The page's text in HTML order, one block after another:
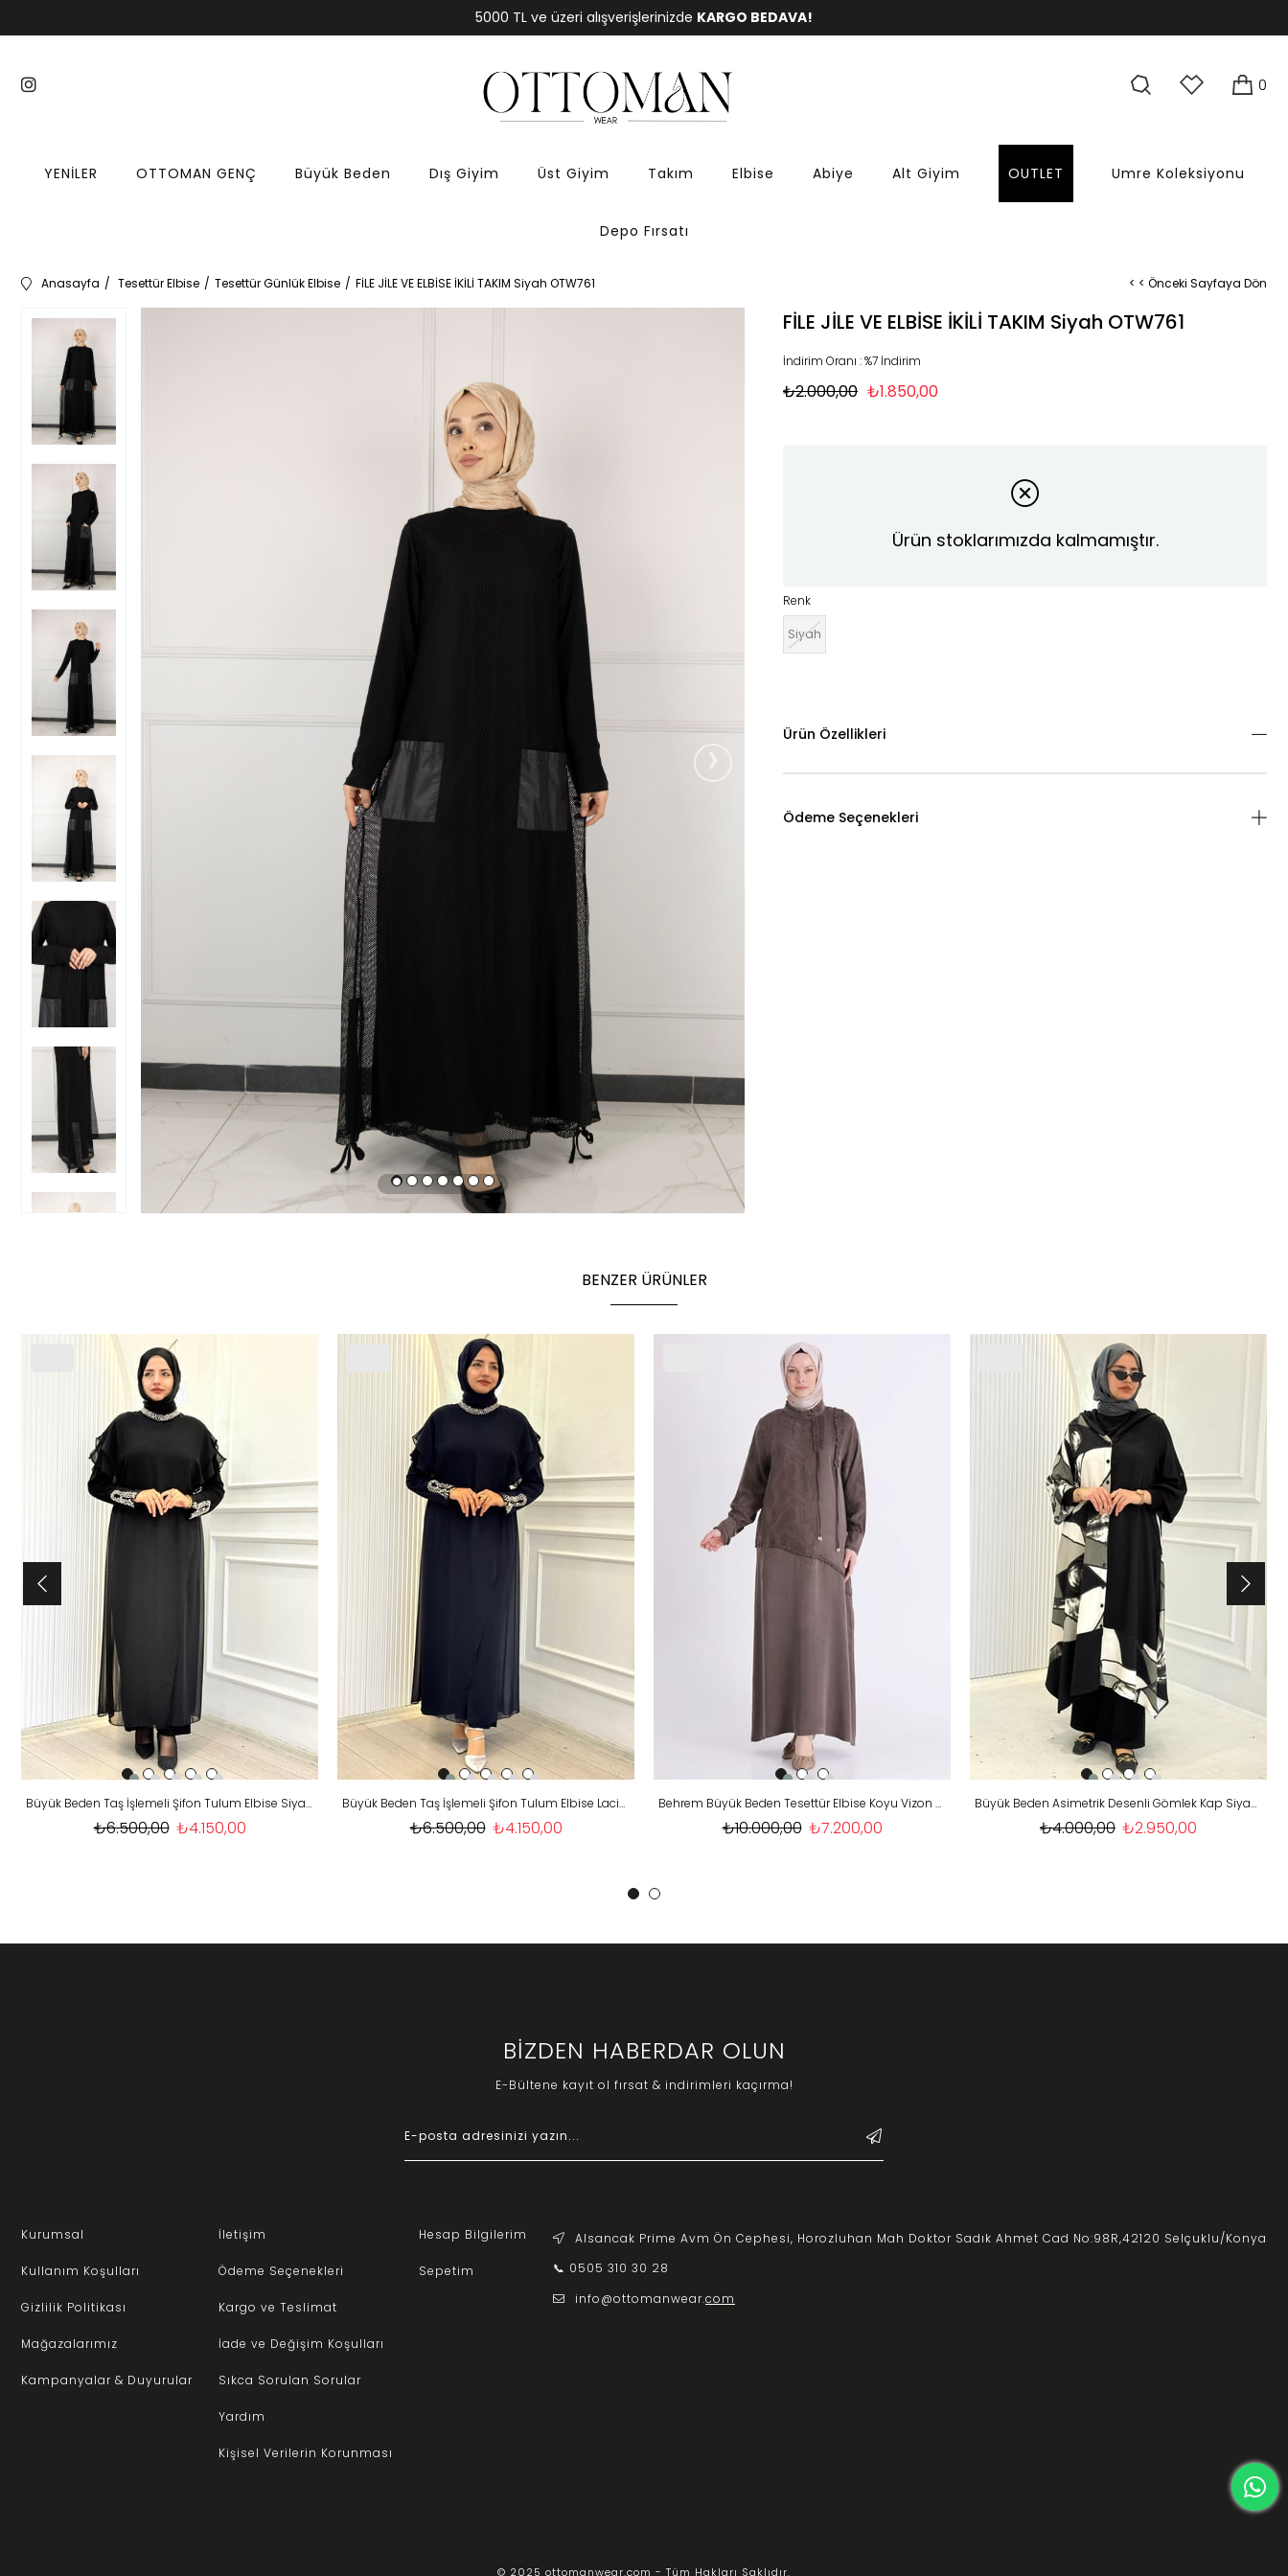
5000 TL ve üzeri alışverişlerinizde KARGO BEDAVA!
0
YENİLER OTTOMAN GENÇ Büyük Beden Dış Giyim Üst Giyim Takım Elbise Abiye Alt Giyim OUTLET Umre Koleksiyonu
Depo Fırsatı
Anasayfa Tesettür Elbise Tesettür Günlük Elbise FİLE JİLE VE ELBİSE İKİLİ TAKIM Siyah OTW761 < < Önceki Sayfaya Dön
›
FİLE JİLE VE ELBİSE İKİLİ TAKIM Siyah OTW761
İndirim Oranı :%7 İndirim
₺2.000,00 ₺1.850,00
Ürün stoklarımızda kalmamıştır.
Renk
Siyah
Ürün Özellikleri
Ödeme Seçenekleri
BENZER ÜRÜNLER
Büyük Beden Taş İşlemeli Şifon Tulum Elbise Siyah OTW7519
₺4.150,00
₺6.500,00
Büyük Beden Taş İşlemeli Şifon Tulum Elbise Lacivert OTW7519
₺4.150,00
₺6.500,00
Behrem Büyük Beden Tesettür Elbise Koyu Vizon OTW75017
₺7.200,00
₺10.000,00
Büyük Beden Asimetrik Desenli Gömlek Kap Siyah OTW5044
₺2.950,00
₺4.000,00
BİZDEN HABERDAR OLUN
E-Bültene kayıt ol fırsat & indirimleri kaçırma!
Kurumsal
Kullanım Koşulları
Gizlilik Politikası
Mağazalarımız
Kampanyalar & Duyurular
İletişim
Ödeme Seçenekleri
Kargo ve Teslimat
İade ve Değişim Koşulları
Sıkca Sorulan Sorular
Yardım
Kişisel Verilerin Korunması
Hesap Bilgilerim
Sepetim
Alsancak Prime Avm Ön Cephesi, Horozluhan Mah Doktor Sadık Ahmet Cad No:98R,42120 Selçuklu/Konya
📞 0505 310 30 28
info@ottomanwear.com
© 2025 ottomanwear.com - Tüm Hakları Saklıdır.